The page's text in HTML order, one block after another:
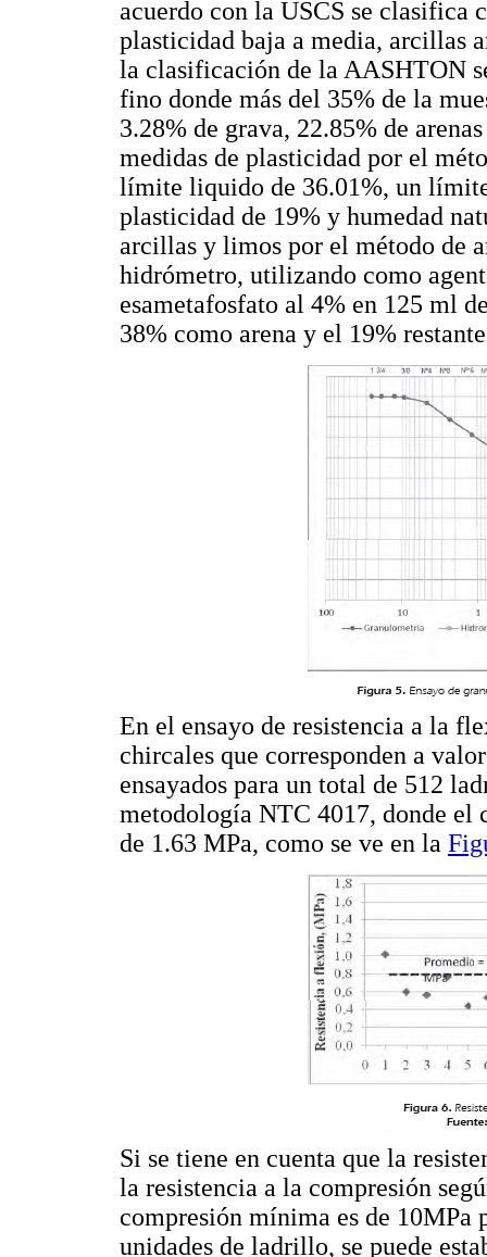
acuerdo con la USCS se clasifica
plasticidad baja a media, arcillas
la clasificación de la AASHTON
fino donde más del 35% de la
3.28% de grava, 22.85% de
medidas de plasticidad por el
límite liquido de 36.01%, un
plasticidad de 19% y humedad
arcillas y limos por el método de
hidrómetro, utilizando como
esametafosfato al 4% en 125 ml
38% como arena y el 19%
En el ensayo de resistencia a la
chircales que corresponden a
ensayados para un total de 512
metodología NTC 4017, donde
de 1.63 MPa, como se ve en la
Si se tiene en cuenta que la
la resistencia a la compresión
compresión mínima es de 10MPa
unidades de ladrillo, se puede